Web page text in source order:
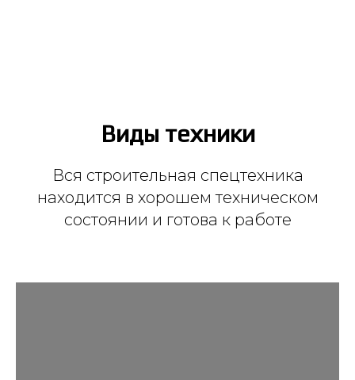
Виды техники
Вся строительная спецтехника
находится в хорошем техническом
состоянии и готова к работе